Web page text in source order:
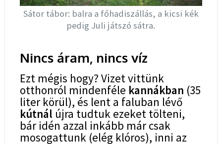
Sátor tábor: balra a főhadiszállás, a kicsi kék
pedig Juli játszó sátra.
Nincs áram, nincs víz
Ezt mégis hogy? Vizet vittünk
otthonról mindenféle kannákban (35
liter körül), és lent a faluban lévő
kútnál újra tudtuk ezeket tölteni,
bár idén azzal inkább már csak
mosogattunk (elég klóros), inni az